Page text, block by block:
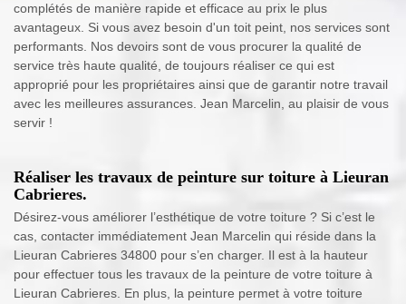
complétés de manière rapide et efficace au prix le plus
avantageux. Si vous avez besoin d'un toit peint, nos services sont
performants. Nos devoirs sont de vous procurer la qualité de
service très haute qualité, de toujours réaliser ce qui est
approprié pour les propriétaires ainsi que de garantir notre travail
avec les meilleures assurances. Jean Marcelin, au plaisir de vous
servir !
Réaliser les travaux de peinture sur toiture à Lieuran
Cabrieres.
Désirez-vous améliorer l’esthétique de votre toiture ? Si c’est le
cas, contacter immédiatement Jean Marcelin qui réside dans la
Lieuran Cabrieres 34800 pour s’en charger. Il est à la hauteur
pour effectuer tous les travaux de la peinture de votre toiture à
Lieuran Cabrieres. En plus, la peinture permet à votre toiture